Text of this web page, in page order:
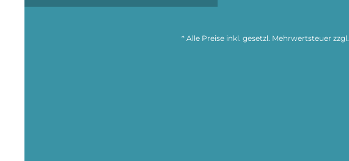
* Alle Preise inkl. gesetzl. Mehrwertsteuer zzgl.